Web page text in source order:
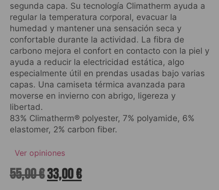
segunda capa. Su tecnología Climatherm ayuda a
regular la temperatura corporal, evacuar la
humedad y mantener una sensación seca y
confortable durante la actividad. La fibra de
carbono mejora el confort en contacto con la piel y
ayuda a reducir la electricidad estática, algo
especialmente útil en prendas usadas bajo varias
capas. Una camiseta térmica avanzada para
moverse en invierno con abrigo, ligereza y
libertad.
83% Climatherm® polyester, 7% polyamide, 6%
elastomer, 2% carbon fiber.
Ver opiniones
55,00€33,00€